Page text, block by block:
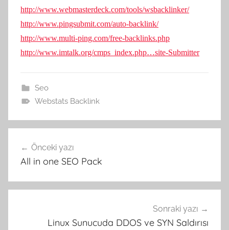
http://www.webmasterdeck.com/tools/wsbacklinker/
http://www.pingsubmit.com/auto-backlink/
http://www.multi-ping.com/free-backlinks.php
http://www.imtalk.org/cmps_index.php…site-Submitter
Seo
Webstats Backlink
gezinmesi
Önceki yazı
All in one SEO Pack
Sonraki yazı
Linux Sunucuda DDOS ve SYN Saldırısı